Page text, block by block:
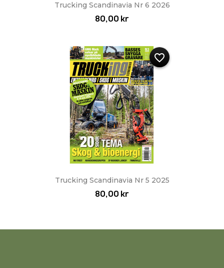
Trucking Scandinavia Nr 6 2026
80,00 kr
Trucking Scandinavia Nr 5 2025
80,00 kr
favorite_border